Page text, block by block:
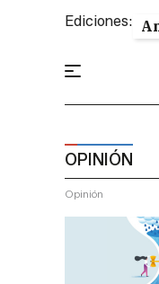
Ediciones:
OPINIÓN
Opinión